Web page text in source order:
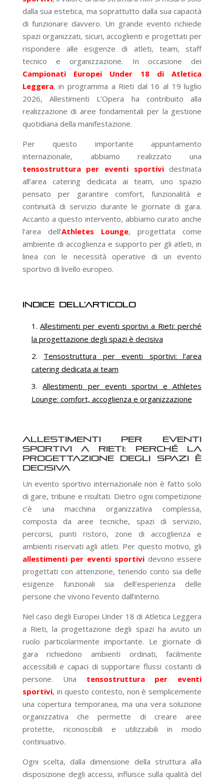
dalla sua estetica, ma soprattutto dalla sua capacità
di funzionare davvero. Un grande evento richiede
spazi organizzati, sicuri, accoglienti e progettati per
rispondere alle esigenze di atleti, team, staff
tecnico e organizzazione. In occasione dei
Campionati Europei Under 18 di Atletica
Leggera, in programma a Rieti dal 16 al 19 luglio
2026, Allestimenti L’Opera ha contribuito alla
realizzazione di aree fondamentali per la gestione
quotidiana della manifestazione.
Per questo importante appuntamento
internazionale, abbiamo realizzato una
tensostruttura per eventi sportividestinata
all’area catering dedicata ai team, uno spazio
pensato per garantire comfort, funzionalità e
continuità di servizio durante le giornate di gara.
Accanto a questo intervento, abbiamo curato anche
l’area dell’Athletes Lounge, progettata come
ambiente di accoglienza e supporto per gli atleti, in
linea con le necessità operative di un evento
sportivo di livello europeo.
Indice dell’articolo
Allestimenti per eventi sportivi a Rieti: perché
la progettazione degli spazi è decisiva
Tensostruttura per eventi sportivi: l’area
catering dedicata ai team
Allestimenti per eventi sportivi e Athletes
Lounge: comfort, accoglienza e organizzazione
Allestimenti per eventi
sportivi a Rieti: perché la
progettazione degli spazi è
decisiva
Un evento sportivo internazionale non è fatto solo
di gare, tribune e risultati. Dietro ogni competizione
c’è una macchina organizzativa complessa,
composta da aree tecniche, spazi di servizio,
percorsi, punti ristoro, zone di accoglienza e
ambienti riservati agli atleti. Per questo motivo, gli
allestimenti per eventi sportividevono essere
progettati con attenzione, tenendo conto sia delle
esigenze funzionali sia dell’esperienza delle
persone che vivono l’evento dall’interno.
Nel caso degli Europei Under 18 di Atletica Leggera
a Rieti, la progettazione degli spazi ha avuto un
ruolo particolarmente importante. Le giornate di
gara richiedono ambienti ordinati, facilmente
accessibili e capaci di supportare flussi costanti di
persone. Una tensostruttura per eventi
sportivi, in questo contesto, non è semplicemente
una copertura temporanea, ma una vera soluzione
organizzativa che permette di creare aree
protette, riconoscibili e utilizzabili in modo
continuativo.
Ogni scelta, dalla dimensione della struttura alla
disposizione degli accessi, influisce sulla qualità del